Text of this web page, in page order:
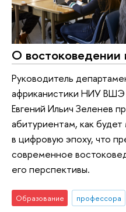
О востоковедении
Руководитель
африканистики НИУ
Евгений Ильич Зеленев
абитуриентам, как
в цифровую эпоху, что
современное
его перспективы.
Образование профессора